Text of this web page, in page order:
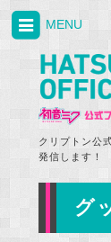
クリプトン公
発信します！
MENU
グ